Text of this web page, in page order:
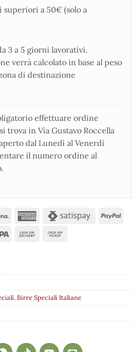
a 50€ (solo a
3 a 5 giorni lavorativi.
verrà calcolato in base al peso
di destinazione
effettuare ordine
trova in Via Gustavo Roccella
dal Lunedì al Venerdì
il numero ordine al
,Birre Speciali Italiane